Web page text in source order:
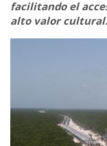
facilitando el
alto valor cultural.